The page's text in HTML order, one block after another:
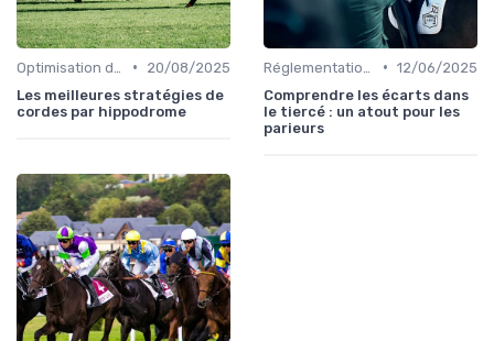
•
20/08/2025
Les meilleures stratégies de
cordes par hippodrome
• 12/06/2025
Comprendre les écarts dans
le tiercé : un atout pour les
parieurs